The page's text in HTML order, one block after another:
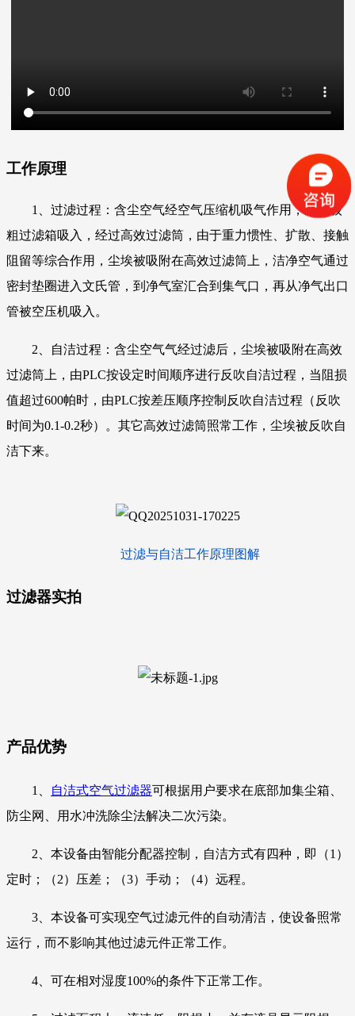
工作原理
1、过滤过程：含尘空气经空气压缩机吸气作用，从一级
粗过滤箱吸入，经过高效过滤筒，由于重力惯性、扩散、接触
阻留等综合作用，尘埃被吸附在高效过滤筒上，洁净空气通过
密封垫圈进入文氏管，到净气室汇合到集气口，再从净气出口
管被空压机吸入。
2、自洁过程：含尘空气气经过滤后，尘埃被吸附在高效
过滤筒上，由PLC按设定时间顺序进行反吹自洁过程，当阻损
值超过600帕时，由PLC按差压顺序控制反吹自洁过程（反吹
时间为0.1-0.2秒）。其它高效过滤筒照常工作，尘埃被反吹自
洁下来。
过滤与自洁工作原理图解
过滤器实拍
产品优势
1、 自洁式空气过滤器可根据用户要求在底部加集尘箱、
防尘网、用水冲洗除尘法解决二次污染。
2、本设备由智能分配器控制，自洁方式有四种，即（1）
定时；（2）压差；（3）手动；（4）远程。
3、本设备可实现空气过滤元件的自动清洁，使设备照常
运行，而不影响其他过滤元件正常工作。
4、可在相对湿度100%的条件下正常工作。